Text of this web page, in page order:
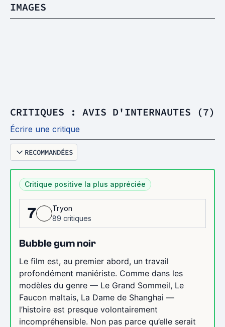
IMAGES
CRITIQUES : AVIS D'INTERNAUTES (7)
Écrire une critique
RECOMMANDÉES
Critique positive la plus appréciée
7
Tryon
89 critiques
Bubble gum noir
Le film est, au premier abord, un travail
profondément maniériste. Comme dans les
modèles du genre — Le Grand Sommeil, Le
Faucon maltais, La Dame de Shanghai —
l’histoire est presque volontairement
incompréhensible. Non pas parce qu’elle serait